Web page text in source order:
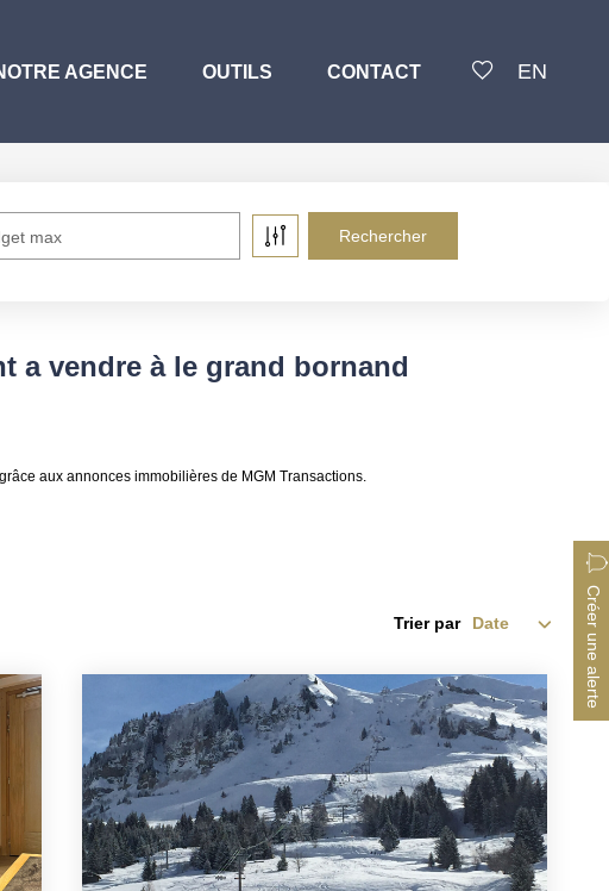
AGENCE OUTILS CONTACT EN
max
a vendre à le grand bornand
aux annonces immobilières de MGM Transactions.
Créer une alerte
Trier par